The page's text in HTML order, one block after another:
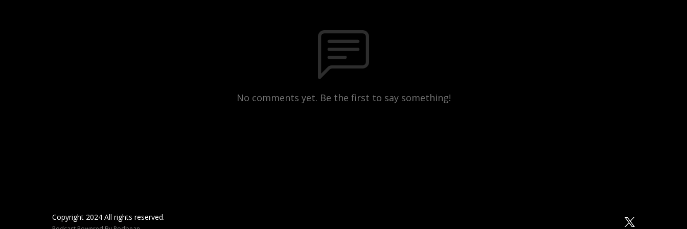
No comments yet. Be the first to say something!
Copyright 2024 All rights reserved.